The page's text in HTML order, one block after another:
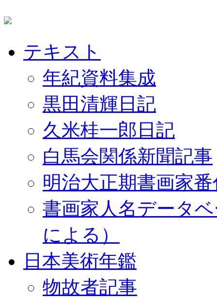
テキスト
年紀資料集成
黒田清輝日記
久米桂一郎日記
白馬会関係新聞記事
明治大正期書画家
書画家人名データ
による）
日本美術年鑑
物故者記事